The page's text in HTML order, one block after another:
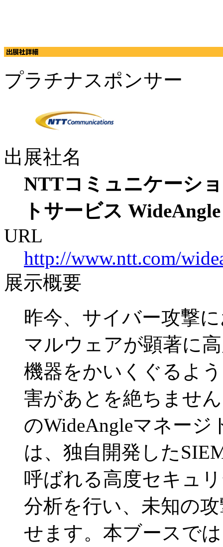
プラチナスポンサー
出展社名
NTTコミュニケーシ
トサービス WideAngle
URL
http://www.ntt.com/
展示概要
昨今、サイバー攻撃
マルウェアが顕著に
機器をかいくぐるよ
害があとを絶ちませ
のWideAngleマネー
は、独自開発した
呼ばれる高度セキュ
分析を行い、未知の
せます。本ブースで